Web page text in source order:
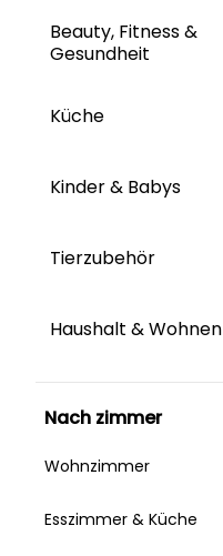
Beauty, Fitness &
Gesundheit
Küche
Kinder & Babys
Tierzubehör
Haushalt & Wohnen
nach zimmer
Wohnzimmer
Esszimmer & Küche